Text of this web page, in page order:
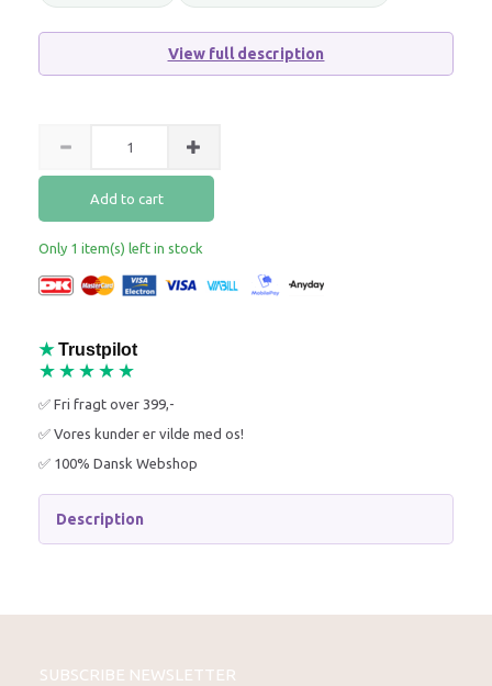
View full description
Add to cart
Only 1 item(s) left in stock
★ Trustpilot
★★★★★
✅ Fri fragt over 399,-
✅ Vores kunder er vilde med os!
✅ 100% Dansk Webshop
Description
SUBSCRIBE NEWSLETTER